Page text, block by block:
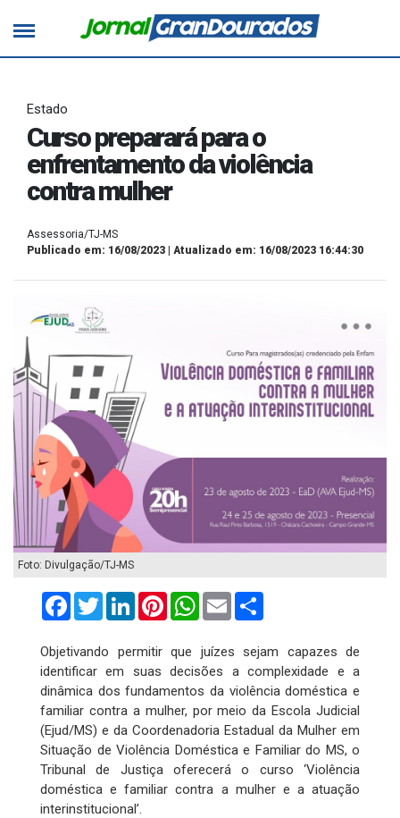
Estado
Curso preparará para o
enfrentamento da violência
contra mulher
Assessoria/TJ-MS
Publicado em: 16/08/2023 | Atualizado em: 16/08/2023 16:44:30
Foto: Divulgação/TJ-MS
FacebookTwitterLinkedInPinterestWhatsApp
Email
Objetivando permitir que juízes sejam capazes de
identificar em suas decisões a complexidade e a
dinâmica dos fundamentos da violência doméstica e
familiar contra a mulher, por meio da Escola Judicial
(Ejud/MS) e da Coordenadoria Estadual da Mulher em
Situação de Violência Doméstica e Familiar do MS, o
Tribunal de Justiça oferecerá o curso ‘Violência
doméstica e familiar contra a mulher e a atuação
interinstitucional’.